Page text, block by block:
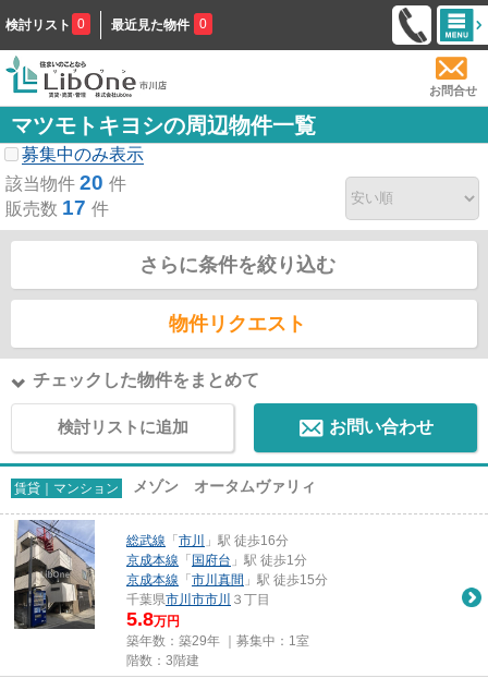
検討リスト 0 最近見た物件 0
お問合せ
マツモトキヨシの周辺物件一覧
募集中のみ表示
該当物件 20 件
販売数 17 件
さらに条件を絞り込む
物件リクエスト
チェックした物件をまとめて
検討リストに追加 お問い合わせ
賃貸｜マンション メゾン オータムヴァリィ
総武線 「 市川
」駅 徒歩16分
京成本線 「 国府台 」駅 徒歩1分
京成本線 「 市川真間 」駅 徒歩15分
千葉県市川市市川 ３丁目
5.8万円
築年数：築29年 ｜募集中： 1室
階数：3階建